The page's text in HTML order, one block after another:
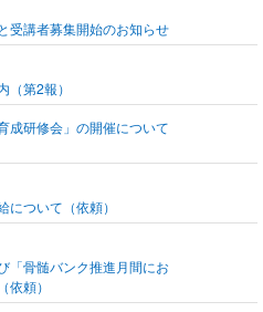
受講者募集開始のお知らせ
（第2報）
成研修会」の開催について
ついて（依頼）
「骨髄バンク推進月間にお
頼）